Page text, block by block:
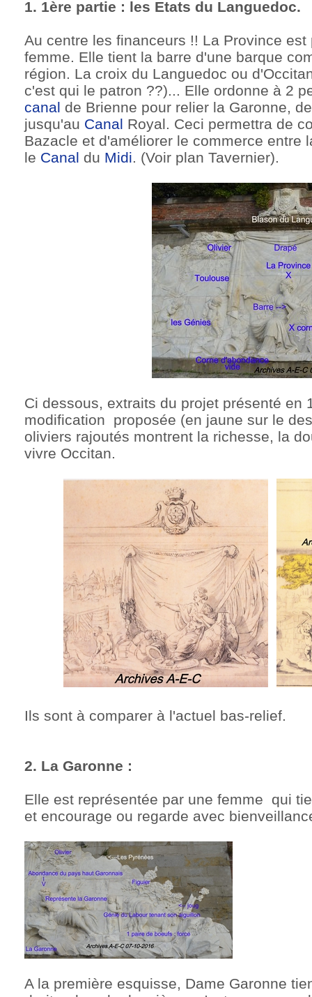
1. 1ère partie : les Etats du Languedoc.
Au centre les financeurs !! La Province
femme. Elle tient la barre d'une barque
région. La croix du Languedoc ou
c'est qui le patron ??)... Elle ordonne à 2
canal de Brienne pour relier la Garonne,
jusqu'au Canal Royal. Ceci permettra de
Bazacle et d'améliorer le commerce entre
le Canal du Midi. (Voir plan Tavernier).
Ci dessous, extraits du projet présenté en
modification proposée (en jaune sur le
oliviers rajoutés montrent la richesse, la
vivre Occitan.
Ils sont à comparer à l'actuel bas-relief.
2. La Garonne :
Elle est représentée par une femme qui
et encourage ou regarde avec
A la première esquisse, Dame Garonne